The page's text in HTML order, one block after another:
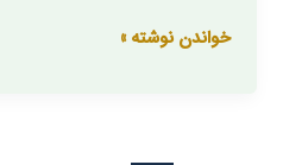
خواندن نوشته »